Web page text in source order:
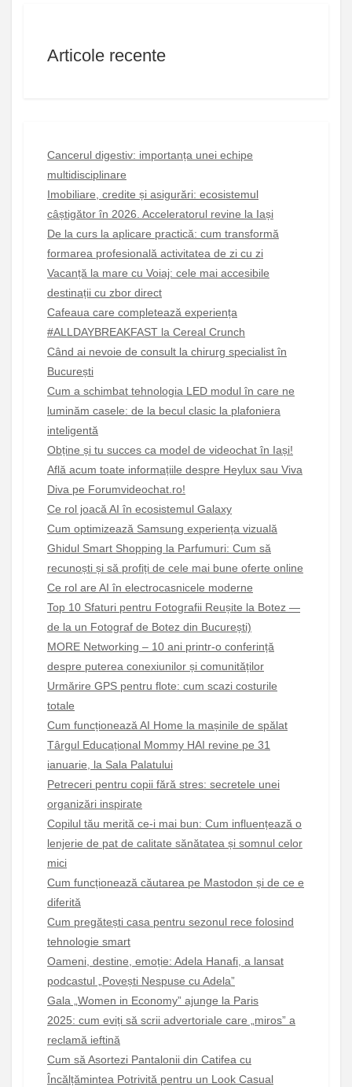
Articole recente
Cancerul digestiv: importanța unei echipe
multidisciplinare
Imobiliare, credite și asigurări: ecosistemul
câștigător în 2026. Acceleratorul revine la Iași
De la curs la aplicare practică: cum transformă
formarea profesională activitatea de zi cu zi
Vacanță la mare cu Voiaj: cele mai accesibile
destinații cu zbor direct
Cafeaua care completează experiența
#ALLDAYBREAKFAST la Cereal Crunch
Când ai nevoie de consult la chirurg specialist în
București
Cum a schimbat tehnologia LED modul în care ne
luminăm casele: de la becul clasic la plafoniera
inteligentă
Obține și tu succes ca model de videochat în Iași!
Află acum toate informațiile despre Heylux sau Viva
Diva pe Forumvideochat.ro!
Ce rol joacă AI în ecosistemul Galaxy
Cum optimizează Samsung experiența vizuală
Ghidul Smart Shopping la Parfumuri: Cum să
recunoști și să profiți de cele mai bune oferte online
Ce rol are AI în electrocasnicele moderne
Top 10 Sfaturi pentru Fotografii Reușite la Botez —
de la un Fotograf de Botez din București)
MORE Networking – 10 ani printr-o conferință
despre puterea conexiunilor și comunităților
Urmărire GPS pentru flote: cum scazi costurile
totale
Cum funcționează AI Home la mașinile de spălat
Târgul Educațional Mommy HAI revine pe 31
ianuarie, la Sala Palatului
Petreceri pentru copii fără stres: secretele unei
organizări inspirate
Copilul tău merită ce-i mai bun: Cum influențează o
lenjerie de pat de calitate sănătatea și somnul celor
mici
Cum funcționează căutarea pe Mastodon și de ce e
diferită
Cum pregătești casa pentru sezonul rece folosind
tehnologie smart
Oameni, destine, emoție: Adela Hanafi, a lansat
podcastul „Povești Nespuse cu Adela”
Gala „Women in Economy” ajunge la Paris
2025: cum eviți să scrii advertoriale care „miros” a
reclamă ieftină
Cum să Asortezi Pantalonii din Catifea cu
Încălțămintea Potrivită pentru un Look Casual